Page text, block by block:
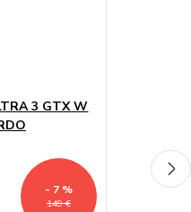
149 €
- 7 %